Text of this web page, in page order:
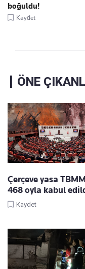
boğuldu!
Kaydet
ÖNE
Çerçeve yasa
468 oyla kabul
Kaydet